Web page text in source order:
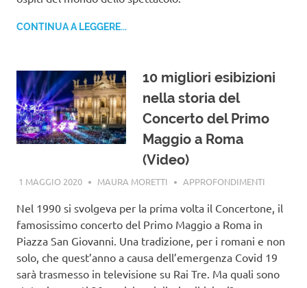
CONTINUA A LEGGERE...
10 migliori esibizioni
nella storia del
Concerto del Primo
Maggio a Roma
(Video)
1 MAGGIO 2020 MAURA MORETTI APPROFONDIMENTI
Nel 1990 si svolgeva per la prima volta il Concertone, il
famosissimo concerto del Primo Maggio a Roma in
Piazza San Giovanni. Una tradizione, per i romani e non
solo, che quest’anno a causa dell’emergenza Covid 19
sarà trasmesso in televisione su Rai Tre. Ma quali sono